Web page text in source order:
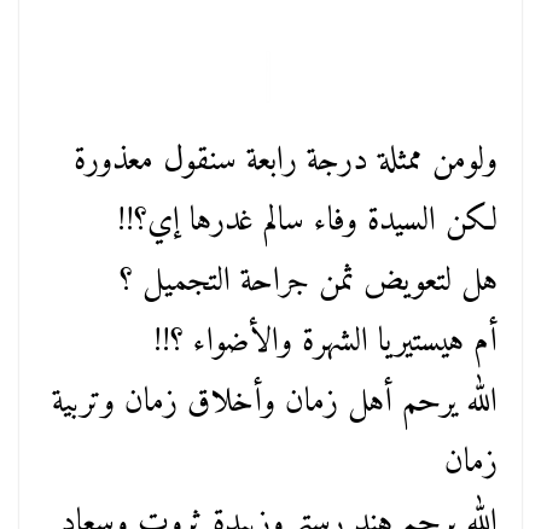
ولومن ممثلة درجة رابعة سنقول معذورة
لكن السيدة وفاء سالم غدرها إي؟!!
هل لتعويض ثمن جراحة التجميل ؟
أم هيستيريا الشهرة والأضواء ؟!!
الله يرحم أهل زمان وأخلاق زمان وتربية
زمان